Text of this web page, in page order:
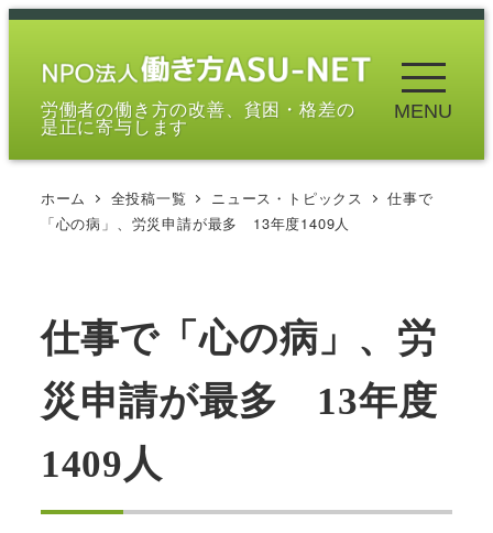
メ
労働者の働き方の改善、貧困・格差の
是正に寄与します
MENU
ホーム 全投稿一覧 ニュース・トピックス
仕事で
「心の病」、労災申請が最多 13年度1409人
仕事で「心の病」、労
災申請が最多 13年度
1409人